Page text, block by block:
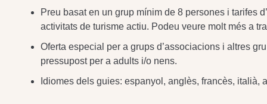
Preu basat en un grup mínim de 8 persones i tarifes
activitats de turisme actiu. Podeu veure molt més a
Oferta especial per a grups d’associacions i altres
pressupost per a adults i/o nens.
Idiomes dels guies: espanyol, anglès, francès, italià,